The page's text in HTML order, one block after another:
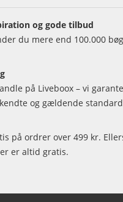
og gode tilbud
du mere end 100.000
på Liveboox – vi
og gældende
på ordrer over 499 kr.
er altid gratis.